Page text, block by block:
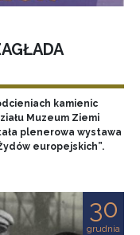
kamienic
Muzeum Ziemi
plenerowa wystawa
europejskich”.
30
grudnia